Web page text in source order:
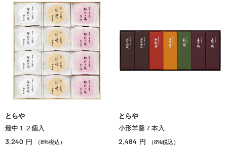
とらや
最中１２個入
3,240 円 （8%税込）
とらや
小形羊羹７本入
2,484 円 （8%税込）